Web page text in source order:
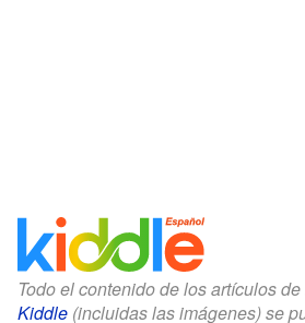
Todo el contenido de los artículos de
Kiddle (incluidas las imágenes) se